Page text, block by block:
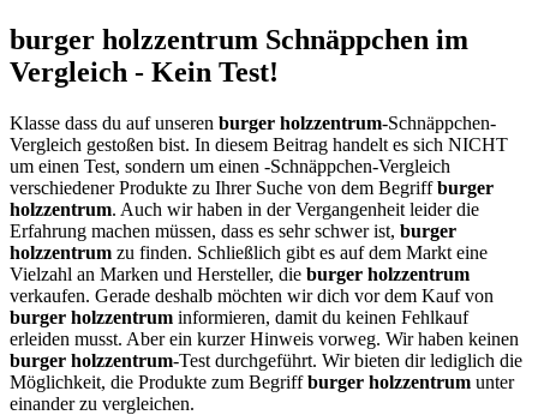
burger holzzentrum Schnäppchen im
Vergleich - Kein Test!
Klasse dass du auf unseren burger holzzentrum-Schnäppchen-
Vergleich gestoßen bist. In diesem Beitrag handelt es sich NICHT
um einen Test, sondern um einen -Schnäppchen-Vergleich
verschiedener Produkte zu Ihrer Suche von dem Begriffburger
holzzentrum. Auch wir haben in der Vergangenheit leider die
Erfahrung machen müssen, dass es sehr schwer ist, burger
holzzentrum zu finden. Schließlich gibt es auf dem Markt eine
Vielzahl an Marken und Hersteller, die burger holzzentrum
verkaufen. Gerade deshalb möchten wir dich vor dem Kauf von
burger holzzentrum informieren, damit du keinen Fehlkauf
erleiden musst. Aber ein kurzer Hinweis vorweg. Wir haben keinen
burger holzzentrum-Test durchgeführt. Wir bieten dir lediglich die
Möglichkeit, die Produkte zum Begriffburger holzzentrum unter
einander zu vergleichen.